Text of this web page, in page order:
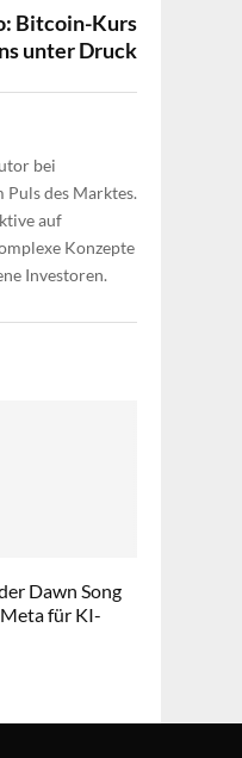
Bitcoin-Kurs
unter Druck
bei
des Marktes.
auf
Konzepte
Investoren.
Dawn Song
für KI-